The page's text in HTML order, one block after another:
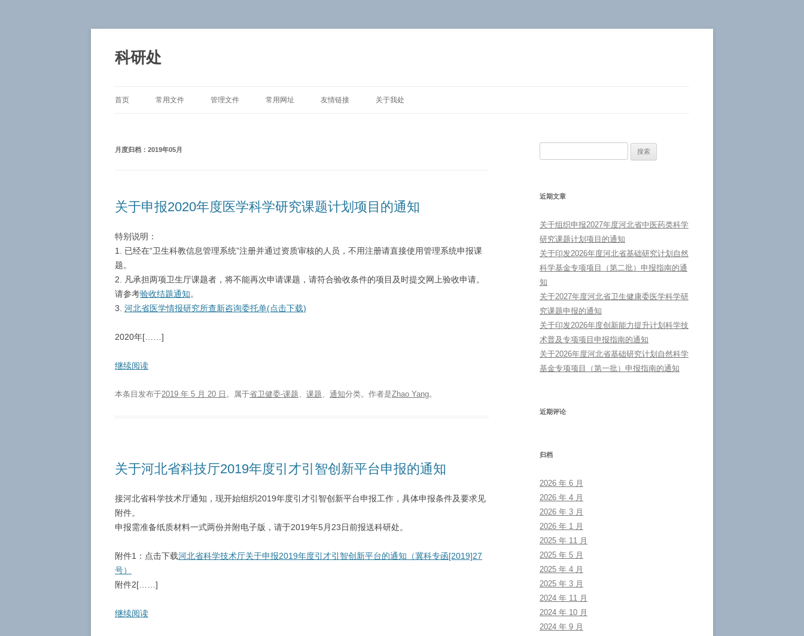
正
文
科研处
首页 常用文件 管理文件 常用网址 友情链接 关于我处
月度归档： 2019年05月
关于申报2020年度医学科学研究课题计划项目的通知
特别说明：
1. 已经在“卫生科教信息管理系统”注册并通过资质审核的人员，不用注册请直接使用管理系统申报课
题。
2. 凡承担两项卫生厅课题者，将不能再次申请课题，请符合验收条件的项目及时提交网上验收申请。
请参考验收结题通知。
3. 河北省医学情报研究所查新咨询委托单(点击下载)
2020年[……]
继续阅读
本条目发布于2019 年 5 月 20 日 。属于省卫健委-课题、 课题、 通知分类。 作者是Zhao Yang。
关于河北省科技厅2019年度引才引智创新平台申报的通知
接河北省科学技术厅通知，现开始组织2019年度引才引智创新平台申报工作，具体申报条件及要求见
附件。
申报需准备纸质材料一式两份并附电子版，请于2019年5月23日前报送科研处。
附件1：点击下载河北省科学技术厅关于申报2019年度引才引智创新平台的通知（冀科专函[2019]27
号）
附件2[……]
继续阅读
近期文章
关于组织申报2027年度河北省中医药类科学
研究课题计划项目的通知
关于印发2026年度河北省基础研究计划自然
科学基金专项项目（第二批）申报指南的通
知
关于2027年度河北省卫生健康委医学科学研
究课题申报的通知
关于印发2026年度创新能力提升计划科学技
术普及专项项目申报指南的通知
关于2026年度河北省基础研究计划自然科学
基金专项项目（第一批）申报指南的通知
近期评论
归档
2026 年 6 月
2026 年 4 月
2026 年 3 月
2026 年 1 月
2025 年 11 月
2025 年 5 月
2025 年 4 月
2025 年 3 月
2024 年 11 月
2024 年 10 月
2024 年 9 月